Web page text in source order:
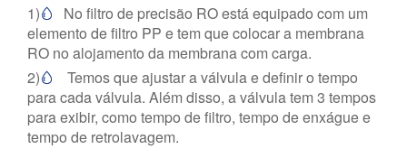
1)
No filtro de precisão RO está equipado com um
elemento de filtro PP e tem que colocar a membrana
RO no alojamento da membrana com carga.
2)
Temos que ajustar a válvula e definir o tempo
para cada válvula. Além disso, a válvula tem 3 tempos
para exibir, como tempo de filtro, tempo de enxágue e
tempo de retrolavagem.